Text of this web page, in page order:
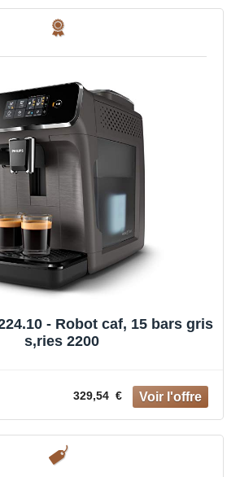
- Robot caf‚ 15 bars gris
s‚ries 2200
329,54 €